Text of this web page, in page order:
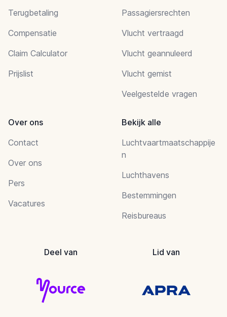
Terugbetaling
Compensatie
Claim Calculator
Prijslist
Passagiersrechten
Vlucht vertraagd
Vlucht geannuleerd
Vlucht gemist
Veelgestelde vragen
Over ons
Contact
Over ons
Pers
Vacatures
Bekijk alle
Luchtvaartmaatschappije
n
Luchthavens
Bestemmingen
Reisbureaus
Deel van Lid van